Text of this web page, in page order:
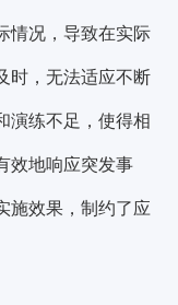
情况，导致在实际
时 ，无法适应不断
演练不足 ，使得相
效地响应突发事
施效果，制约了应